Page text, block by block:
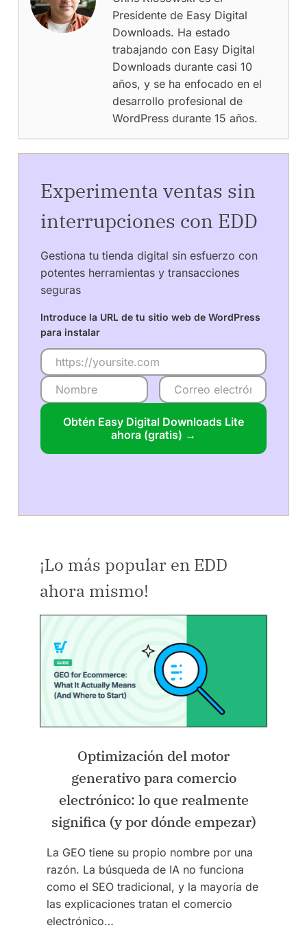
Presidente de Easy Digital
Downloads. Ha estado
trabajando con Easy Digital
Downloads durante casi 10
años, y se ha enfocado en el
desarrollo profesional de
WordPress durante 15 años.
Experimenta ventas sin
interrupciones con EDD
Gestiona tu tienda digital sin esfuerzo con
potentes herramientas y transacciones
seguras
Introduce la URL de tu sitio web de WordPress
para instalar
Obtén Easy Digital Downloads Lite
ahora (gratis) →
¡Lo más popular en EDD
ahora mismo!
Optimización del motor
generativo para comercio
electrónico: lo que realmente
significa (y por dónde empezar)
La GEO tiene su propio nombre por una
razón. La búsqueda de IA no funciona
como el SEO tradicional, y la mayoría de
las explicaciones tratan el comercio
electrónico…